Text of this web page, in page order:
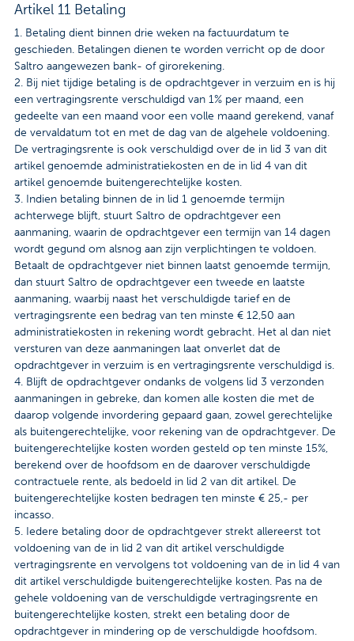
Artikel 11 Betaling
1. Betaling dient binnen drie weken na factuurdatum te
geschieden. Betalingen dienen te worden verricht op de door
Saltro aangewezen bank- of girorekening.
2. Bij niet tijdige betaling is de opdrachtgever in verzuim en is hij
een vertragingsrente verschuldigd van 1% per maand, een
gedeelte van een maand voor een volle maand gerekend, vanaf
de vervaldatum tot en met de dag van de algehele voldoening.
De vertragingsrente is ook verschuldigd over de in lid 3 van dit
artikel genoemde administratiekosten en de in lid 4 van dit
artikel genoemde buitengerechtelijke kosten.
3. Indien betaling binnen de in lid 1 genoemde termijn
achterwege blijft, stuurt Saltro de opdrachtgever een
aanmaning, waarin de opdrachtgever een termijn van 14 dagen
wordt gegund om alsnog aan zijn verplichtingen te voldoen.
Betaalt de opdrachtgever niet binnen laatst genoemde termijn,
dan stuurt Saltro de opdrachtgever een tweede en laatste
aanmaning, waarbij naast het verschuldigde tarief en de
vertragingsrente een bedrag van ten minste € 12,50 aan
administratiekosten in rekening wordt gebracht. Het al dan niet
versturen van deze aanmaningen laat onverlet dat de
opdrachtgever in verzuim is en vertragingsrente verschuldigd is.
4. Blijft de opdrachtgever ondanks de volgens lid 3 verzonden
aanmaningen in gebreke, dan komen alle kosten die met de
daarop volgende invordering gepaard gaan, zowel gerechtelijke
als buitengerechtelijke, voor rekening van de opdrachtgever. De
buitengerechtelijke kosten worden gesteld op ten minste 15%,
berekend over de hoofdsom en de daarover verschuldigde
contractuele rente, als bedoeld in lid 2 van dit artikel. De
buitengerechtelijke kosten bedragen ten minste € 25,- per
incasso.
5. Iedere betaling door de opdrachtgever strekt allereerst tot
voldoening van de in lid 2 van dit artikel verschuldigde
vertragingsrente en vervolgens tot voldoening van de in lid 4 van
dit artikel verschuldigde buitengerechtelijke kosten. Pas na de
gehele voldoening van de verschuldigde vertragingsrente en
buitengerechtelijke kosten, strekt een betaling door de
opdrachtgever in mindering op de verschuldigde hoofdsom.